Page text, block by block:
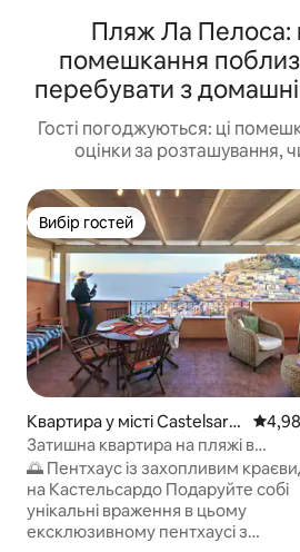
Пляж Ла Пелоса:
помешкання
перебувати з
Гості погоджуються: ці
оцінки за розташування,
Вибір гостей
Вибір гостей
Квартира у місті Castelsard
o
Затишна квартира на пляжі в
Кастельсардо з панорамною
🌅 Пентхаус із захопливим
на Кастельсардо Подаруйте собі
унікальні враження в цьому
ексклюзивному пентхаусі з